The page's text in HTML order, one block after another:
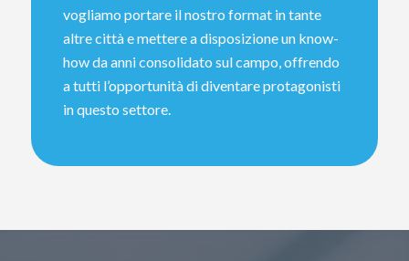
vogliamo portare il nostro format in tante
altre città e mettere a disposizione un know-
how da anni consolidato sul campo, offrendo
a tutti l’opportunità di diventare protagonisti
in questo settore.